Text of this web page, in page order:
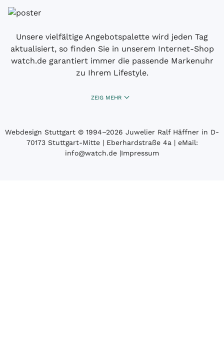
Unsere vielfältige Angebotspalette wird jeden Tag
aktualisiert, so finden Sie in unserem Internet-Shop
watch.de garantiert immer die passende Markenuhr
zu Ihrem Lifestyle.
ZEIG MEHR
Webdesign Stuttgart © 1994­–2026 Juwelier Ralf Häffner in D-
70173 Stuttgart-Mitte | Eberhardstraße 4a | eMail:
info@watch.de |Impressum